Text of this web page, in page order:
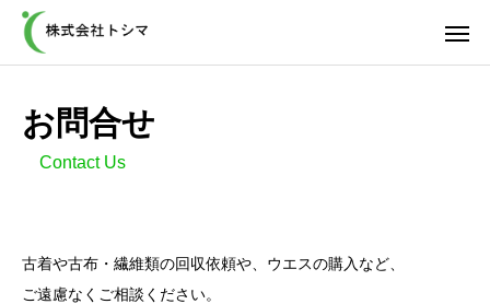
お問合せ
Contact Us
古着や古布・繊維類の回収依頼や、ウエスの購入など、
ご遠慮なくご相談ください。